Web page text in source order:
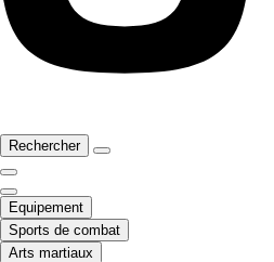
Rechercher
Equipement
Sports de combat
Arts martiaux